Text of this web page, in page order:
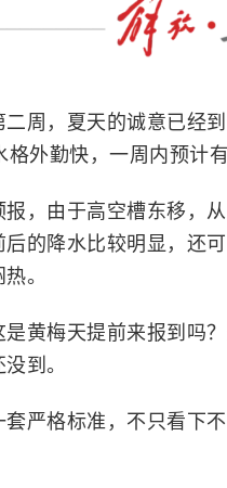
二周，夏天的诚意已经
外勤快，一周内预计有
，由于高空槽东移，
的降水比较明显，还
。
黄梅天提前来报到吗
到。
严格标准，不只看下